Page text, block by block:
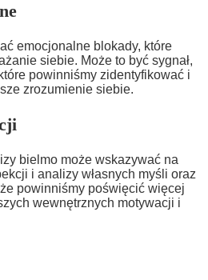
emocjonalne blokady, które
siebie. Może to być sygnał,
powinniśmy zidentyfikować i
zrozumienie siebie.
bielmo może wskazywać na
i analizy własnych myśli oraz
powinniśmy poświęcić więcej
wewnętrznych motywacji i